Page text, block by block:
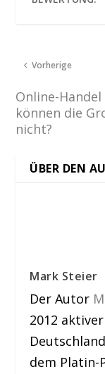
Vorherige
Online-Handel
können die
nicht?
ÜBER DEN
Mark Steier
Der Autor
2012
dem Platin-